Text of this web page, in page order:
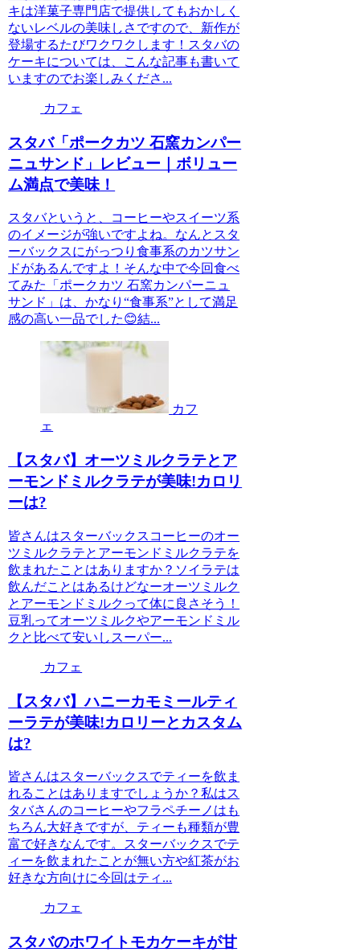
キは洋菓子専門店で提供してもおかしく
ないレベルの美味しさですので、新作が
登場するたびワクワクします！スタバの
ケーキについては、こんな記事も書いて
いますのでお楽しみくださ...
カフェ
スタバ「ポークカツ 石窯カンパー
ニュサンド」レビュー｜ボリュー
ム満点で美味！
スタバというと、コーヒーやスイーツ系
のイメージが強いですよね。なんとスタ
ーバックスにがっつり食事系のカツサン
ドがあるんですよ！そんな中で今回食べ
てみた「ポークカツ 石窯カンパーニュ
サンド」は、かなり“食事系”として満足
感の高い一品でした😊結...
カフ
ェ
【スタバ】オーツミルクラテとア
ーモンドミルクラテが美味!カロリ
ーは?
皆さんはスターバックスコーヒーのオー
ツミルクラテとアーモンドミルクラテを
飲まれたことはありますか？ソイラテは
飲んだことはあるけどなーオーツミルク
とアーモンドミルクって体に良さそう！
豆乳ってオーツミルクやアーモンドミル
クと比べて安いしスーパー...
カフェ
【スタバ】ハニーカモミールティ
ーラテが美味!カロリーとカスタム
は?
皆さんはスターバックスでティーを飲ま
れることはありますでしょうか？私はス
タバさんのコーヒーやフラペチーノはも
ちろん大好きですが、ティーも種類が豊
富で好きなんです。スターバックスでテ
ィーを飲まれたことが無い方や紅茶がお
好きな方向けに今回はティ...
カフェ
スタバのホワイトモカケーキが甘